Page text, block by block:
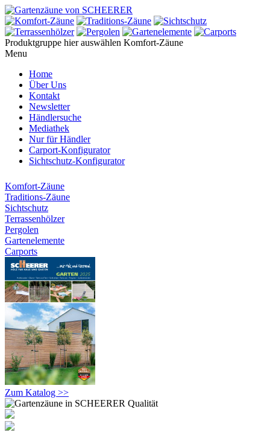
Produktgruppe hier auswählen Komfort-Zäune
Menu
Home
Über Uns
Kontakt
Newsletter
Händlersuche
Mediathek
Nur für Händler
Carport-Konfigurator
Sichtschutz-Konfigurator
Komfort-Zäune
Traditions-Zäune
Sichtschutz
Terrassenhölzer
Pergolen
Gartenelemente
Carports
Zum Katalog >>